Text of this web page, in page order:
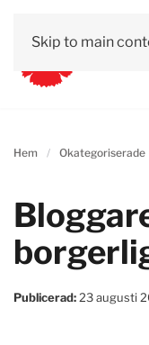
Skip to main
Hem Okategoriserade
Publicerad: 23 augusti